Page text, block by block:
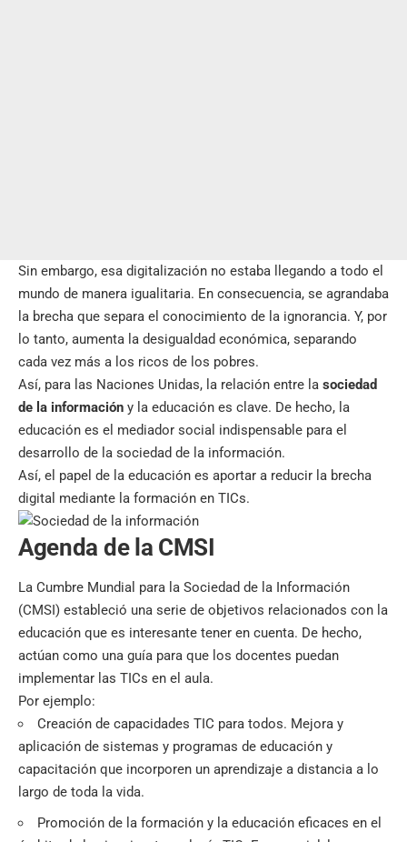
Sin embargo, esa digitalización no estaba llegando a todo el
mundo de manera igualitaria. En consecuencia, se agrandaba
la brecha que separa el conocimiento de la ignorancia. Y, por
lo tanto, aumenta la desigualdad económica, separando
cada vez más a los ricos de los pobres.
Así, para las Naciones Unidas, la relación entre la sociedad
de la información y la educación es clave. De hecho, la
educación es el mediador social indispensable para el
desarrollo de la sociedad de la información.
Así, el papel de la educación es aportar a reducir la brecha
digital mediante la formación en TICs.
Agenda de la CMSI
La Cumbre Mundial para la Sociedad de la Información
(CMSI) estableció una serie de objetivos relacionados con la
educación que es interesante tener en cuenta. De hecho,
actúan como una guía para que los docentes puedan
implementar las TICs en el aula.
Por ejemplo:
Creación de capacidades TIC para todos. Mejora y
aplicación de sistemas y programas de educación y
capacitación que incorporen un aprendizaje a distancia a lo
largo de toda la vida.
Promoción de la formación y la educación eficaces en el